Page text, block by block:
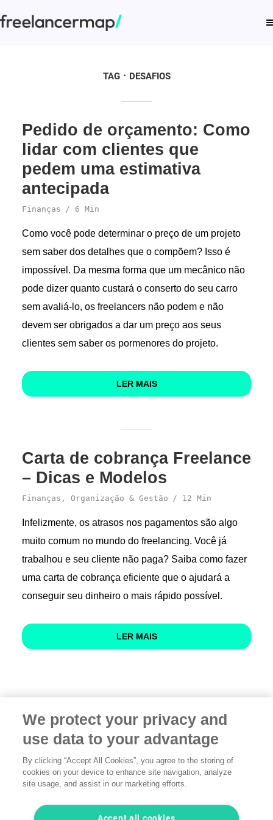
TAG DESAFIOS
Pedido de orçamento: Como
lidar com clientes que
pedem uma estimativa
antecipada
Finanças 6 Min
Como você pode determinar o preço de um projeto
sem saber dos detalhes que o compõem? Isso é
impossível. Da mesma forma que um mecânico não
pode dizer quanto custará o conserto do seu carro
sem avaliá-lo, os freelancers não podem e não
devem ser obrigados a dar um preço aos seus
clientes sem saber os pormenores do projeto.
LER MAIS
Carta de cobrança Freelance
– Dicas e Modelos
Finanças , Organização & Gestão 12 Min
Infelizmente, os atrasos nos pagamentos são algo
muito comum no mundo do freelancing. Você já
trabalhou e seu cliente não paga? Saiba como fazer
uma carta de cobrança eficiente que o ajudará a
conseguir seu dinheiro o mais rápido possível.
LER MAIS
Condições·Privacidade· Informação legal· Contacte
conosco
© 2026 freelancermap GmbH
We protect your privacy and
use data to your advantage
By clicking “Accept All Cookies”, you agree to the storing of
cookies on your device to enhance site navigation, analyze
site usage, and assist in our marketing efforts.